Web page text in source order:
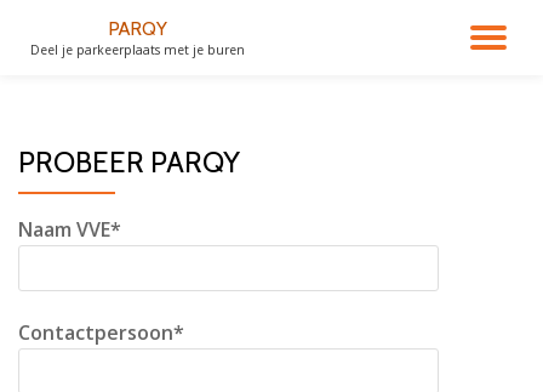
inhoud
PARQY
Deel je parkeerplaats met je buren
PROBEER PARQY
Naam VVE*
Contactpersoon*